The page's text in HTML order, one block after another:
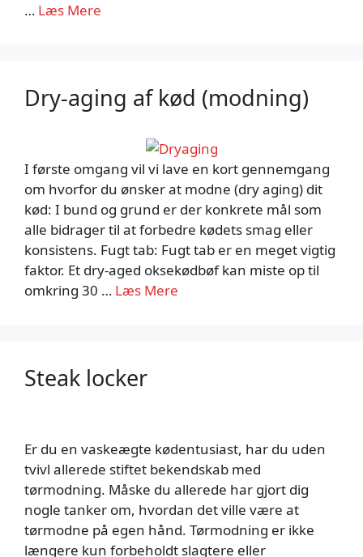
… Læs Mere
Dry-aging af kød (modning)
I første omgang vil vi lave en kort gennemgang
om hvorfor du ønsker at modne (dry aging) dit
kød: I bund og grund er der konkrete mål som
alle bidrager til at forbedre kødets smag eller
konsistens. Fugt tab: Fugt tab er en meget vigtig
faktor. Et dry-aged oksekødbøf kan miste op til
omkring 30 … Læs Mere
Steak locker
Er du en vaskeægte kødentusiast, har du uden
tvivl allerede stiftet bekendskab med
tørmodning. Måske du allerede har gjort dig
nogle tanker om, hvordan det ville være at
tørmodne på egen hånd. Tørmodning er ikke
længere kun forbeholdt slagtere eller